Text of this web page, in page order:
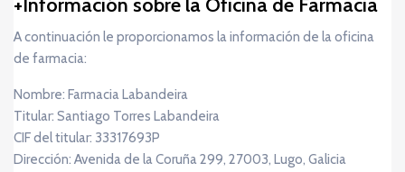
Información sobre la Oficina de Farmacia
A continuación le proporcionamos la información de la oficina
de farmacia:
Nombre: Farmacia Labandeira
Titular: Santiago Torres Labandeira
CIF del titular: 33317693P
Dirección: Avenida de la Coruña 299, 27003, Lugo, Galicia